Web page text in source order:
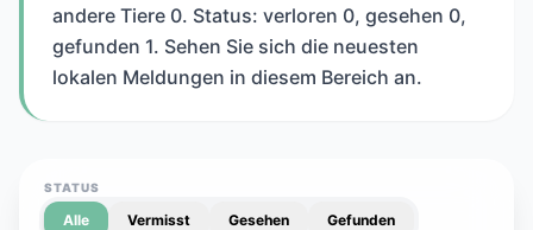
andere Tiere 0. Status: verloren 0, gesehen 0,
gefunden 1. Sehen Sie sich die neuesten
lokalen Meldungen in diesem Bereich an.
STATUS
Alle Vermisst Gesehen Gefunden